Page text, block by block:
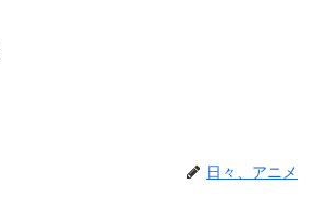
日々、アニメ